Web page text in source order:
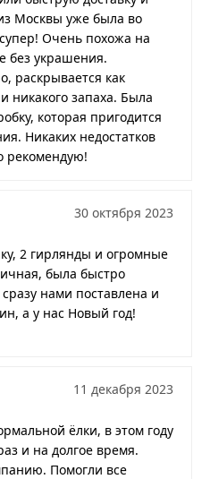
Москвы уже была во
Очень похожа на
без украшения.
раскрывается как
никакого запаха. Была
которая пригодится
Никаких недостатков
рекомендую!
30 октября 2023
2 гирлянды и огромные
была быстро
нами поставлена и
а у нас Новый год!
11 декабря 2023
ёлки, в этом году
и на долгое время.
Помогли все